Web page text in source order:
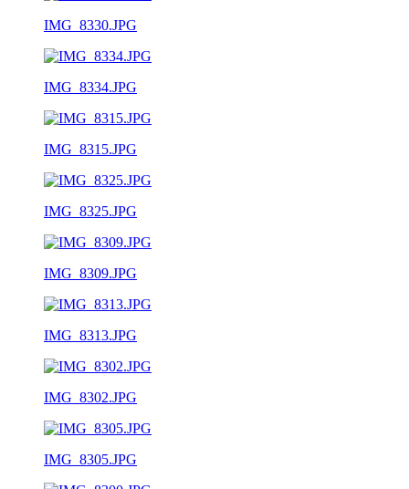
IMG_8330.JPG
IMG_8334.JPG
IMG_8315.JPG
IMG_8325.JPG
IMG_8309.JPG
IMG_8313.JPG
IMG_8302.JPG
IMG_8305.JPG